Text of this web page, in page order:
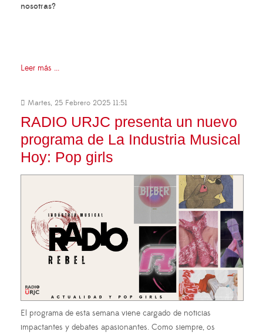
nosotras?
Leer más ...
Martes, 25 Febrero 2025 11:51
RADIO URJC presenta un nuevo
programa de La Industria Musical
Hoy: Pop girls
El programa de esta semana viene cargado de noticias
impactantes y debates apasionantes. Como siempre, os